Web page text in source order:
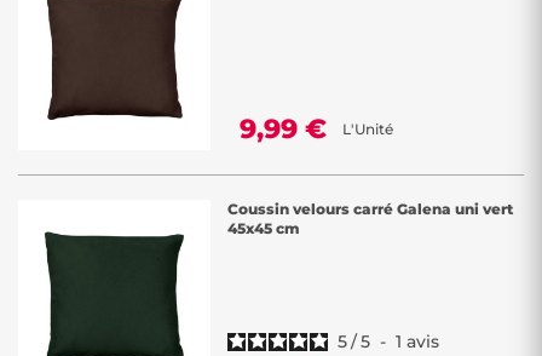
9,99 € L'Unité
Coussin velours carré Galena uni vert
45x45 cm
5/5 - 1 avis